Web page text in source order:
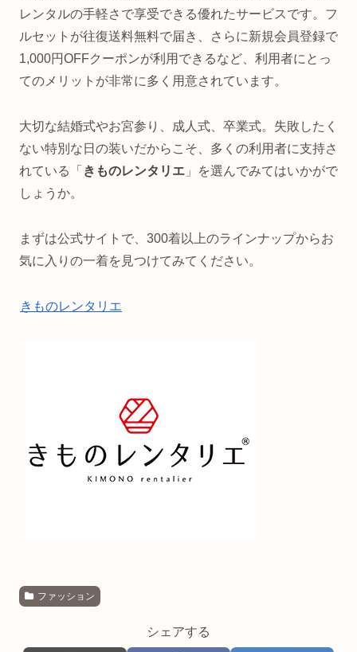
レンタルの手軽さで享受できる優れたサービスです。フ
ルセットが往復送料無料で届き、さらに新規会員登録で
1,000円OFFクーポンが利用できるなど、利用者にとっ
てのメリットが非常に多く用意されています。
大切な結婚式やお宮参り、成人式、卒業式。失敗したく
ない特別な日の装いだからこそ、多くの利用者に支持さ
れている「 きものレンタリエ 」を選んでみてはいかがで
しょうか。
まずは公式サイトで、300着以上のラインナップからお
気に入りの一着を見つけてみてください。
きものレンタリエ
ファッション
シェアする